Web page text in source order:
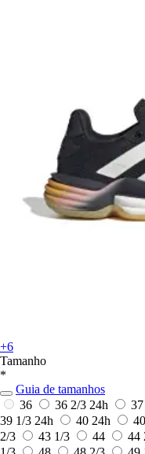
+6
Tamanho
*
Guia de tamanhos
36
36 2/3 24h
39 1/3 24h 40 24h
2/3
43 1/3 44 44